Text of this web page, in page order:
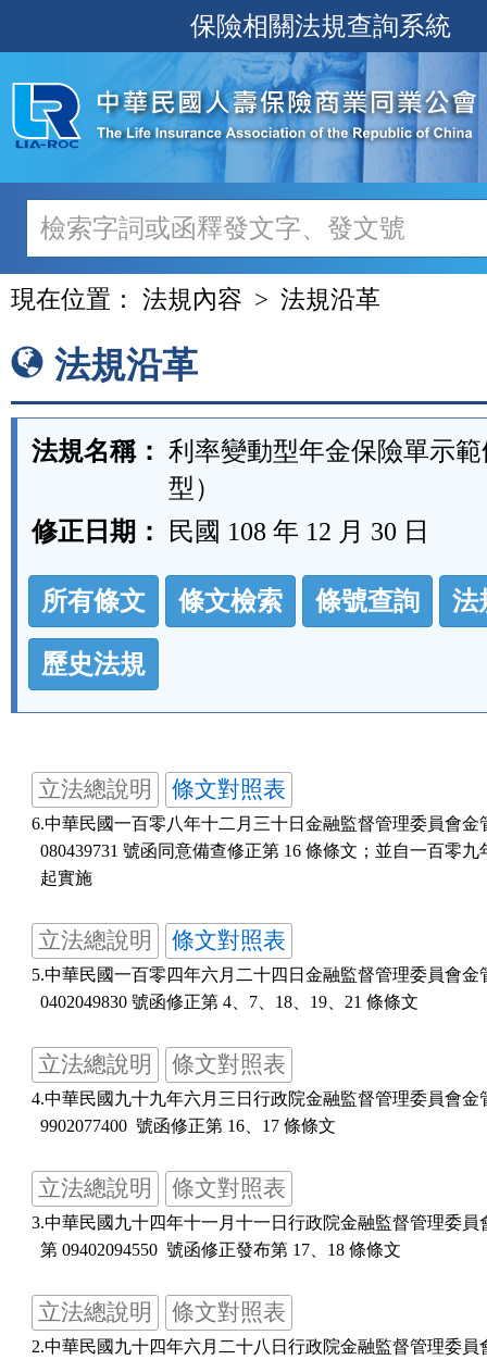
至
主
內
容
保險相關法規查詢系統
現在位置： 法規內容 法規沿革
法規沿革
法規名稱： 利率變動型年金保險單示
型）
修正日期：
民國 108 年 12 月 30 日
法
規
功
能
按
區
所有條文 條文檢索 條號查詢 法
歷史法規
立法總說明 條文對照表
6.中華民國一百零八年十二月三十日金融監督管理委員會金
080439731 號函同意備查修正第 16 條條文；並自一百零
  起實施
立法總說明 條文對照表
5.中華民國一百零四年六月二十四日金融監督管理委員會金
立法總說明 條文對照表
4.中華民國九十九年六月三日行政院金融監督管理委員會金
立法總說明 條文對照表
3.中華民國九十四年十一月十一日行政院金融監督管理委員
立法總說明 條文對照表
2.中華民國九十四年六月二十八日行政院金融監督管理委員